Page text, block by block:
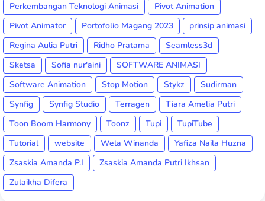
Perkembangan Teknologi Animasi
Pivot Animation
Pivot Animator
Portofolio Magang 2023
prinsip animasi
Regina Aulia Putri
Ridho Pratama
Seamless3d
Sketsa
Sofia nur'aini
SOFTWARE ANIMASI
Software Animation
Stop Motion Stykz
Sudirman
Synfig
Synfig Studio Terragen
Tiara Amelia Putri
Toon Boom Harmony
Toonz Tupi
TupiTube
Tutorial
website Wela Winanda
Yafiza Naila Huzna
Zsaskia Amanda P.I
Zsaskia Amanda Putri Ikhsan
Zulaikha Difera